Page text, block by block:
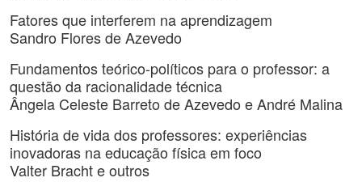
Fatores que interferem na aprendizagem
Sandro Flores de Azevedo
Fundamentos teórico-políticos para o professor: a
questão da racionalidade técnica
Ângela Celeste Barreto de Azevedo e André Malina
História de vida dos professores: experiências
inovadoras na educação física em foco
Valter Bracht e outros